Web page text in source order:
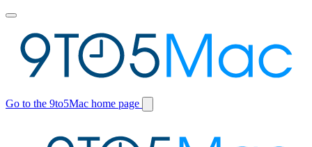
Toggle
menu
Go to the 9to5Mac home page
Switch